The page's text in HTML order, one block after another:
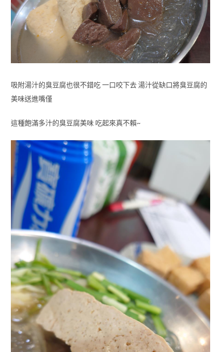
吸附湯汁的臭豆腐也很不錯吃 一口咬下去 湯汁從缺口將臭豆腐的
美味送進嘴僅
這種飽滿多汁的臭豆腐美味 吃起來真不賴~